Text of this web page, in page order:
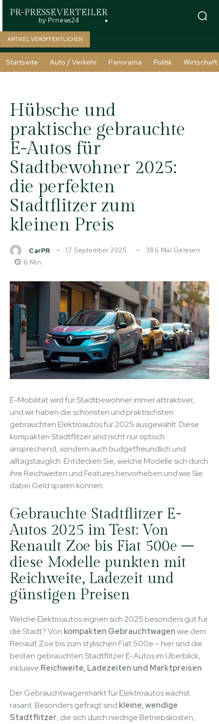
PR-PRESSEVERTEILER
by Prnews24
ARTIKEL VERÖFFENTLICHEN
Startseite Auto / Verkehr Panorama Politik Wirtschaft
Hübsche und
praktische gebrauchte
E-Autos für
Stadtbewohner 2025:
die perfekten
Stadtflitzer zum
kleinen Preis
CarPR 17. September 2025 386 Mal Gelesen
6 Min.
E-Mobilität wird für Stadtbewohner immer attraktiver,
und wir haben die schönsten und praktischsten
gebrauchten Elektroautos für 2025 ausgewählt. Diese
kompakten Stadtflitzer sind nicht nur optisch
ansprechend, sondern auch budgetfreundlich und
alltagstauglich. Entdecken Sie, welche Modelle sich durch
ihre Reichweiten und Features hervorheben und wie Sie
dabei Geld sparen können.
Gebrauchte Stadtflitzer E-
Autos 2025 im Test: Von
Renault Zoe bis Fiat 500e –
diese Modelle punkten mit
Reichweite, Ladezeit und
günstigen Preisen
Welche Elektroautos eignen sich 2025 besonders gut für
die Stadt? Von kompakten Gebrauchtwagenwie dem
Renault Zoe bis zum stylischen Fiat 500e – hier sind die
besten gebrauchten Stadtflitzer E-Autos im Überblick,
inklusive Reichweite, Ladezeiten und Marktpreisen.
Der Gebrauchtwagenmarkt für Elektroautos wächst
rasant. Besonders gefragt sind kleine, wendige
Stadtflitzer, die sich durch niedrige Betriebskosten,